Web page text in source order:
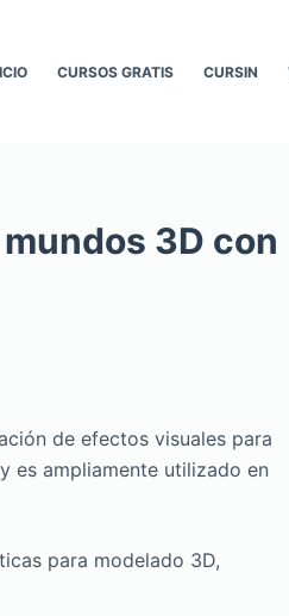
CURSOS GRATIS CURSIN
3D con
de efectos visuales para
es ampliamente utilizado en
para modelado 3D,